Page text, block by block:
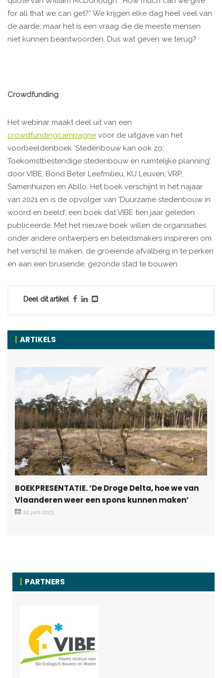
for all that we can get?” We krijgen elke dag heel veel van
de aarde, maar het is een vraag die de meeste mensen
niet kunnen beantwoorden. Dus wat geven we terug?
Crowdfunding
Het webinar maakt deel uit van een
crowdfundingcampagne voor de uitgave van het
voorbeeldenboek ‘Stedenbouw kan ook zo:
Toekomstbestendige stedenbouw en ruimtelijke planning’
door VIBE, Bond Beter Leefmilieu, KU Leuven, VRP,
Samenhuizen en Abllo. Het boek verschijnt in het najaar
van 2021 en is de opvolger van ‘Duurzame stedenbouw in
woord en beeld’, een boek dat VIBE tien jaar geleden
publiceerde. Met het nieuwe boek willen de organisaties
onder andere ontwerpers en beleidsmakers inspireren om
het verschil te maken, de groeiende afvalberg in te perken
en aan een bruisende, gezonde stad te bouwen.
Deel dit artikel
ARTIKELS
BOEKPRESENTATIE. ‘De Droge Delta, hoe we van
Vlaanderen weer een spons kunnen maken’
22 juni 2023
PARTNERS